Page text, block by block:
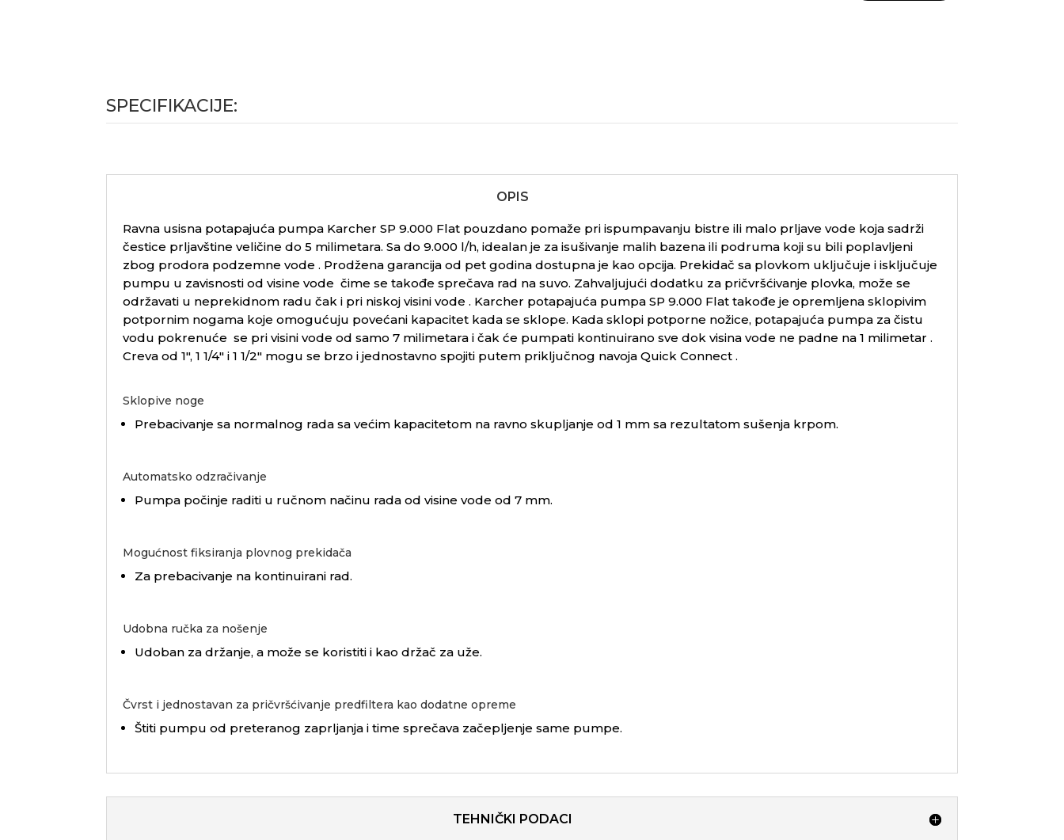
SPECIFIKACIJE:
OPIS
Ravna usisna potapajuća pumpa Karcher SP 9.000 Flat pouzdano pomaže pri ispumpavanju bistre ili malo prljave vode koja sadrži
čestice prljavštine veličine do 5 milimetara. Sa do 9.000 l/h, idealan je za isušivanje malih bazena ili podruma koji su bili poplavljeni
zbog prodora podzemne vode . Prodžena garancija od pet godina dostupna je kao opcija. Prekidač sa plovkom uključuje i isključuje
pumpu u zavisnosti od visine vode čime se takođe sprečava rad na suvo. Zahvaljujući dodatku za pričvršćivanje plovka, može se
održavati u neprekidnom radu čak i pri niskoj visini vode . Karcher potapajuća pumpa SP 9.000 Flat takođe je opremljena sklopivim
potpornim nogama koje omogućuju povećani kapacitet kada se sklope. Kada sklopi potporne nožice, potapajuća pumpa za čistu
vodu pokrenuće se pri visini vode od samo 7 milimetara i čak će pumpati kontinuirano sve dok visina vode ne padne na 1 milimetar .
Creva od 1″, 1 1/4″ i 1 1/2″ mogu se brzo i jednostavno spojiti putem priključnog navojaQuick Connect .
Sklopive noge
Prebacivanje sa normalnog rada sa većim kapacitetom na ravno skupljanje od 1 mm sa rezultatom sušenja krpom.
Automatsko odzračivanje
Pumpa počinje raditi u ručnom načinu rada od visine vode od 7 mm.
Mogućnost fiksiranja plovnog prekidača
Za prebacivanje na kontinuirani rad.
Udobna ručka za nošenje
Udoban za držanje, a može se koristiti i kao držač za uže.
Čvrst i jednostavan za pričvršćivanje predfiltera kao dodatne opreme
Štiti pumpu od preteranog zaprljanja i time sprečava začepljenje same pumpe.
TEHNIČKI PODACI